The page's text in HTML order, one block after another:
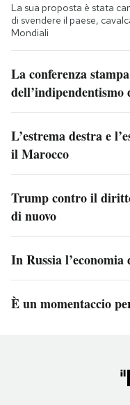
La sua proposta è stata
di svendere il paese,
Mondiali
La conferenza
dell’indipendentismo
L’estrema destra e
il Marocco
Trump contro il
di nuovo
In Russia
È un momentaccio